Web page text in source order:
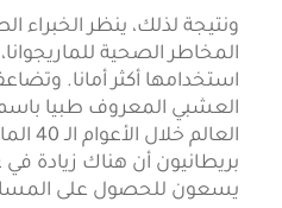
ونتيجة لذلك، ينظر الخبراء
المخاطر الصحية
استخدامها أكثر أمانا.
العشبي المعروف طبيا
بريطانيون أن هناك زيادة
يسعون للحصول على